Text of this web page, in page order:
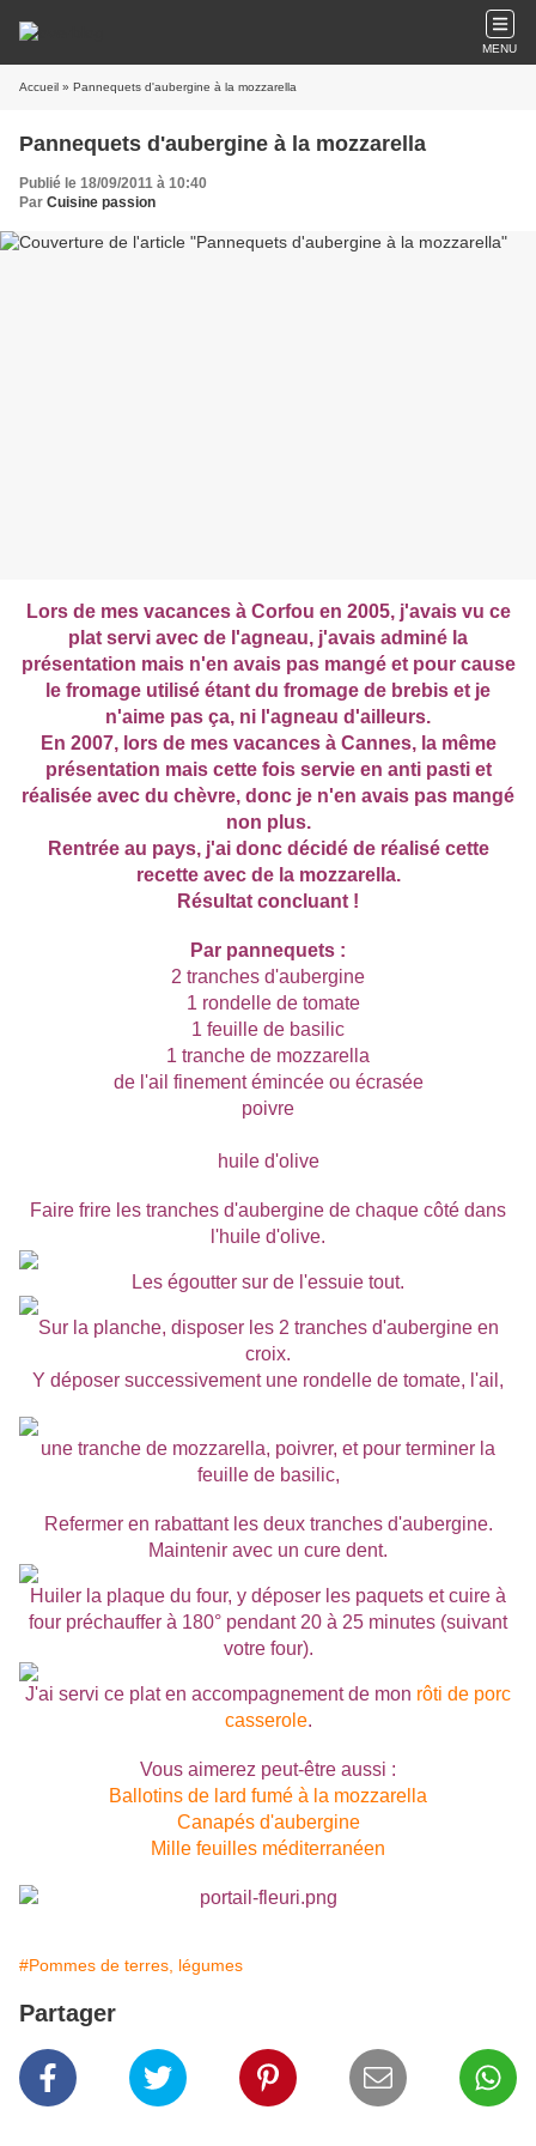
MENU
Accueil » Pannequets d'aubergine à la mozzarella
Pannequets d'aubergine à la mozzarella
Publié le 18/09/2011 à 10:40
Par Cuisine passion
Lors de mes vacances à Corfou en 2005, j'avais vu ce
plat servi avec de l'agneau, j'avais adminé la
présentation mais n'en avais pas mangé et pour cause
le fromage utilisé étant du fromage de brebis et je
n'aime pas ça, ni l'agneau d'ailleurs.
En 2007, lors de mes vacances à Cannes, la même
présentation mais cette fois servie en anti pasti et
réalisée avec du chèvre, donc je n'en avais pas mangé
non plus.
Rentrée au pays, j'ai donc décidé de réalisé cette
recette avec de la mozzarella.
Résultat concluant !
Par pannequets :
2 tranches d'aubergine
1 rondelle de tomate
1 feuille de basilic
1 tranche de mozzarella
de l'ail finement émincée ou écrasée
poivre
huile d'olive
Faire frire les tranches d'aubergine de chaque côté dans
l'huile d'olive.
Les égoutter sur de l'essuie tout.
Sur la planche, disposer les 2 tranches d'aubergine en
croix.
Y déposer successivement une rondelle de tomate, l'ail,
une tranche de mozzarella, poivrer, et pour terminer la
feuille de basilic,
Refermer en rabattant les deux tranches d'aubergine.
Maintenir avec un cure dent.
Huiler la plaque du four, y déposer les paquets et cuire à
four préchauffer à 180° pendant 20 à 25 minutes (suivant
votre four).
J'ai servi ce plat en accompagnement de mon rôti de porc
casserole.
Vous aimerez peut-être aussi :
Ballotins de lard fumé à la mozzarella
Canapés d'aubergine
Mille feuilles méditerranéen
#Pommes de terres, légumes
Partager